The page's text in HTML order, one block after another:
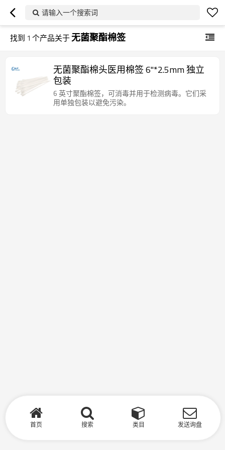
请输入一个搜索词
找到 1 个产品关于无菌聚酯棉签
无菌聚酯棉头医用棉签 6"*2.5mm 独立
包装
6 英寸聚酯棉签，可消毒并用于检测病毒。它们采
用单独包装以避免污染。
首页 搜索 类目 发送询盘